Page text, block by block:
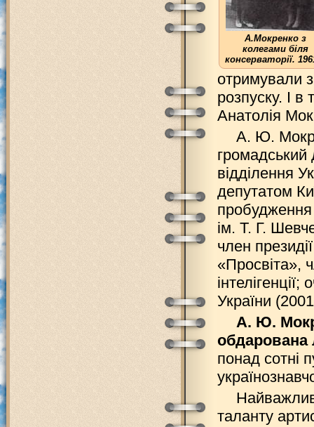
А.Мокренко з
колегами біля
консерваторії.
отримували
розпуску. І
Анатолія
А. Ю.
громадський
відділення
депутатом
пробудження
ім. Т. Г.
член
«Просвіта»,
України
А. Ю.
понад сотні
таланту